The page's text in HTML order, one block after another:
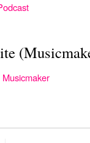
Musicmaker